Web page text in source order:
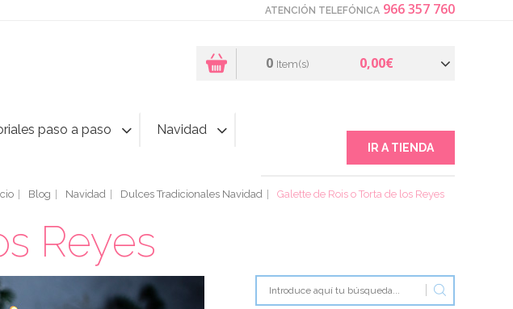
ATENCIÓN TELEFÓNICA 966 357 760
0 Item(s) 0,00€
paso a paso Navidad
IR A TIENDA
Blog Navidad Dulces Tradicionales Navidad Galette de Rois o Torta de los Reyes
Reyes